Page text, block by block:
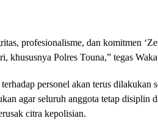
profesionalisme, dan komitmen
khususnya Polres Touna,” tegas
personel akan terus dilakukan
agar seluruh anggota tetap disiplin
citra kepolisian.